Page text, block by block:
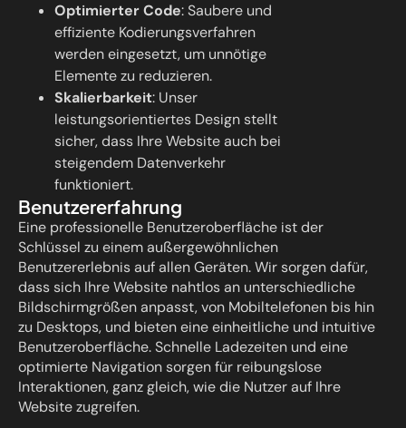
Optimierter Code: Saubere und
effiziente Kodierungsverfahren
werden eingesetzt, um unnötige
Elemente zu reduzieren.
Skalierbarkeit: Unser
leistungsorientiertes Design stellt
sicher, dass Ihre Website auch bei
steigendem Datenverkehr
funktioniert.
Benutzererfahrung
Eine professionelle Benutzeroberfläche ist der
Schlüssel zu einem außergewöhnlichen
Benutzererlebnis auf allen Geräten. Wir sorgen dafür,
dass sich Ihre Website nahtlos an unterschiedliche
Bildschirmgrößen anpasst, von Mobiltelefonen bis hin
zu Desktops, und bieten eine einheitliche und intuitive
Benutzeroberfläche. Schnelle Ladezeiten und eine
optimierte Navigation sorgen für reibungslose
Interaktionen, ganz gleich, wie die Nutzer auf Ihre
Website zugreifen.